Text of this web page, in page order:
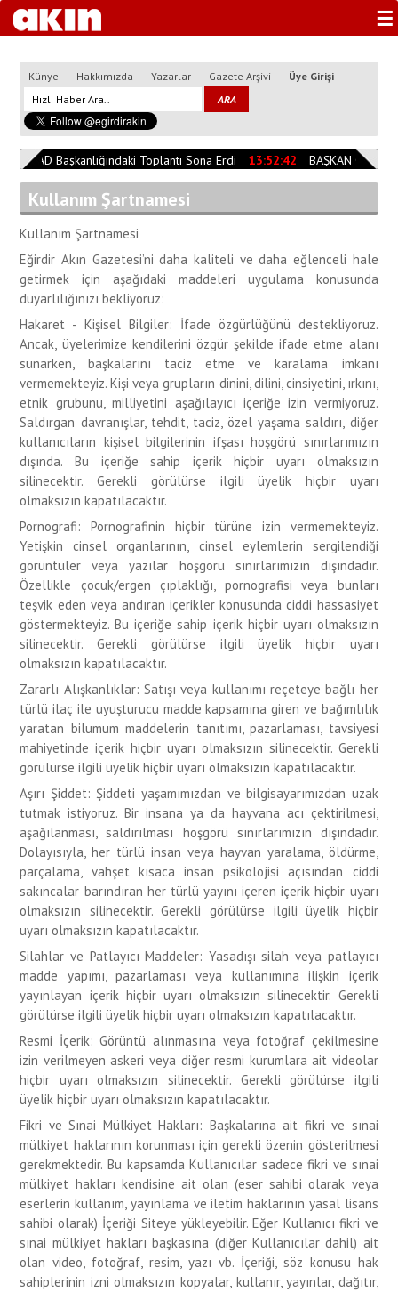
☰
Künye Hakkımızda Yazarlar Gazete Arşivi Üye Girişi
AFAD Başkanlığındaki Toplantı Sona Erdi 13:52:42 BAŞKAN ÖZER
Kullanım Şartnamesi
Kullanım Şartnamesi
Eğirdir Akın Gazetesi’ni daha kaliteli ve daha eğlenceli hale
getirmek için aşağıdaki maddeleri uygulama konusunda
duyarlılığınızı bekliyoruz:
Hakaret - Kişisel Bilgiler: İfade özgürlüğünü destekliyoruz.
Ancak, üyelerimize kendilerini özgür şekilde ifade etme alanı
sunarken, başkalarını taciz etme ve karalama imkanı
vermemekteyiz. Kişi veya grupların dinini, dilini, cinsiyetini, ırkını,
etnik grubunu, milliyetini aşağılayıcı içeriğe izin vermiyoruz.
Saldırgan davranışlar, tehdit, taciz, özel yaşama saldırı, diğer
kullanıcıların kişisel bilgilerinin ifşası hoşgörü sınırlarımızın
dışında. Bu içeriğe sahip içerik hiçbir uyarı olmaksızın
silinecektir. Gerekli görülürse ilgili üyelik hiçbir uyarı
olmaksızın kapatılacaktır.
Pornografi: Pornografinin hiçbir türüne izin vermemekteyiz.
Yetişkin cinsel organlarının, cinsel eylemlerin sergilendiği
görüntüler veya yazılar hoşgörü sınırlarımızın dışındadır.
Özellikle çocuk/ergen çıplaklığı, pornografisi veya bunları
teşvik eden veya andıran içerikler konusunda ciddi hassasiyet
göstermekteyiz. Bu içeriğe sahip içerik hiçbir uyarı olmaksızın
silinecektir. Gerekli görülürse ilgili üyelik hiçbir uyarı
olmaksızın kapatılacaktır.
Zararlı Alışkanlıklar: Satışı veya kullanımı reçeteye bağlı her
türlü ilaç ile uyuşturucu madde kapsamına giren ve bağımlılık
yaratan bilumum maddelerin tanıtımı, pazarlaması, tavsiyesi
mahiyetinde içerik hiçbir uyarı olmaksızın silinecektir. Gerekli
görülürse ilgili üyelik hiçbir uyarı olmaksızın kapatılacaktır.
Aşırı Şiddet: Şiddeti yaşamımızdan ve bilgisayarımızdan uzak
tutmak istiyoruz. Bir insana ya da hayvana acı çektirilmesi,
aşağılanması, saldırılması hoşgörü sınırlarımızın dışındadır.
Dolayısıyla, her türlü insan veya hayvan yaralama, öldürme,
parçalama, vahşet kısaca insan psikolojisi açısından ciddi
sakıncalar barındıran her türlü yayını içeren içerik hiçbir uyarı
olmaksızın silinecektir. Gerekli görülürse ilgili üyelik hiçbir
uyarı olmaksızın kapatılacaktır.
Silahlar ve Patlayıcı Maddeler: Yasadışı silah veya patlayıcı
madde yapımı, pazarlaması veya kullanımına ilişkin içerik
yayınlayan içerik hiçbir uyarı olmaksızın silinecektir. Gerekli
görülürse ilgili üyelik hiçbir uyarı olmaksızın kapatılacaktır.
Resmi İçerik: Görüntü alınmasına veya fotoğraf çekilmesine
izin verilmeyen askeri veya diğer resmi kurumlara ait videolar
hiçbir uyarı olmaksızın silinecektir. Gerekli görülürse ilgili
üyelik hiçbir uyarı olmaksızın kapatılacaktır.
Fikri ve Sınai Mülkiyet Hakları: Başkalarına ait fikri ve sınai
mülkiyet haklarının korunması için gerekli özenin gösterilmesi
gerekmektedir. Bu kapsamda Kullanıcılar sadece fikri ve sınai
mülkiyet hakları kendisine ait olan (eser sahibi olarak veya
eserlerin kullanım, yayınlama ve iletim haklarının yasal lisans
sahibi olarak) İçeriği Siteye yükleyebilir. Eğer Kullanıcı fikri ve
sınai mülkiyet hakları başkasına (diğer Kullanıcılar dahil) ait
olan video, fotoğraf, resim, yazı vb. İçeriği, söz konusu hak
sahiplerinin izni olmaksızın kopyalar, kullanır, yayınlar, dağıtır,